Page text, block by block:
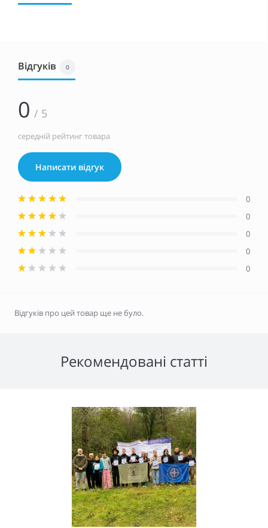
Відгуків 0
0 / 5
середній рейтинг товара
Написати відгук
0
0
0
0
0
Відгуків про цей товар ще не було.
Рекомендовані статті